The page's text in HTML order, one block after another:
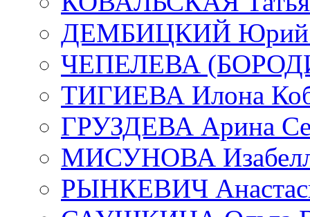
ДЕМБИЦКИЙ Юрий
ЧЕПЕЛЕВА
ТИГИЕВА Илона
ГРУЗДЕВА Арина
МИСУНОВА
РЫНКЕВИЧ